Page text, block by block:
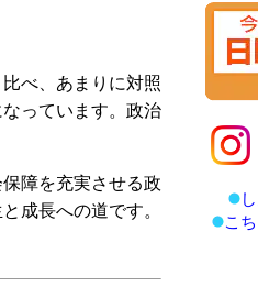
べ、あまりに対照
っています。政治
障を充実させる政
成長への道です。
こ